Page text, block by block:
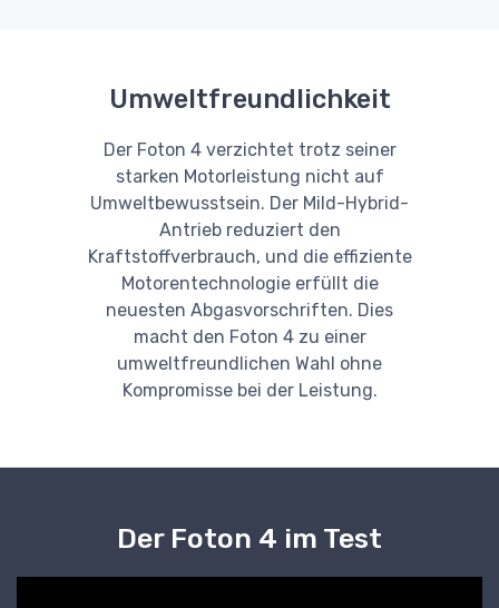
Umweltfreundlichkeit
Der Foton 4 verzichtet trotz seiner
starken Motorleistung nicht auf
Umweltbewusstsein. Der Mild-Hybrid-
Antrieb reduziert den
Kraftstoffverbrauch, und die effiziente
Motorentechnologie erfüllt die
neuesten Abgasvorschriften. Dies
macht den Foton 4 zu einer
umweltfreundlichen Wahl ohne
Kompromisse bei der Leistung.
Der Foton 4 im Test